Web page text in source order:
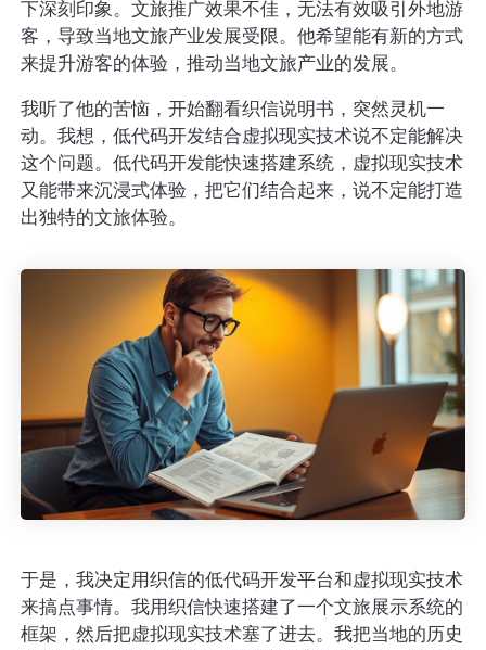
下深刻印象。文旅推广效果不佳，无法有效吸引外地游
客，导致当地文旅产业发展受限。他希望能有新的方式
来提升游客的体验，推动当地文旅产业的发展。
我听了他的苦恼，开始翻看织信说明书，突然灵机一
动。我想，低代码开发结合虚拟现实技术说不定能解决
这个问题。低代码开发能快速搭建系统，虚拟现实技术
又能带来沉浸式体验，把它们结合起来，说不定能打造
出独特的文旅体验。
于是，我决定用织信的低代码开发平台和虚拟现实技术
来搞点事情。我用织信快速搭建了一个文旅展示系统的
框架，然后把虚拟现实技术塞了进去。我把当地的历史